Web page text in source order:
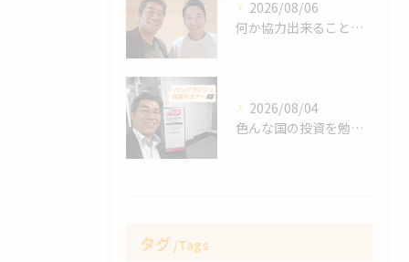
2026/08/06
何か協力出来ることは⁉️
2026/08/04
色んな国の投資を勉強します❗
タグ Tags